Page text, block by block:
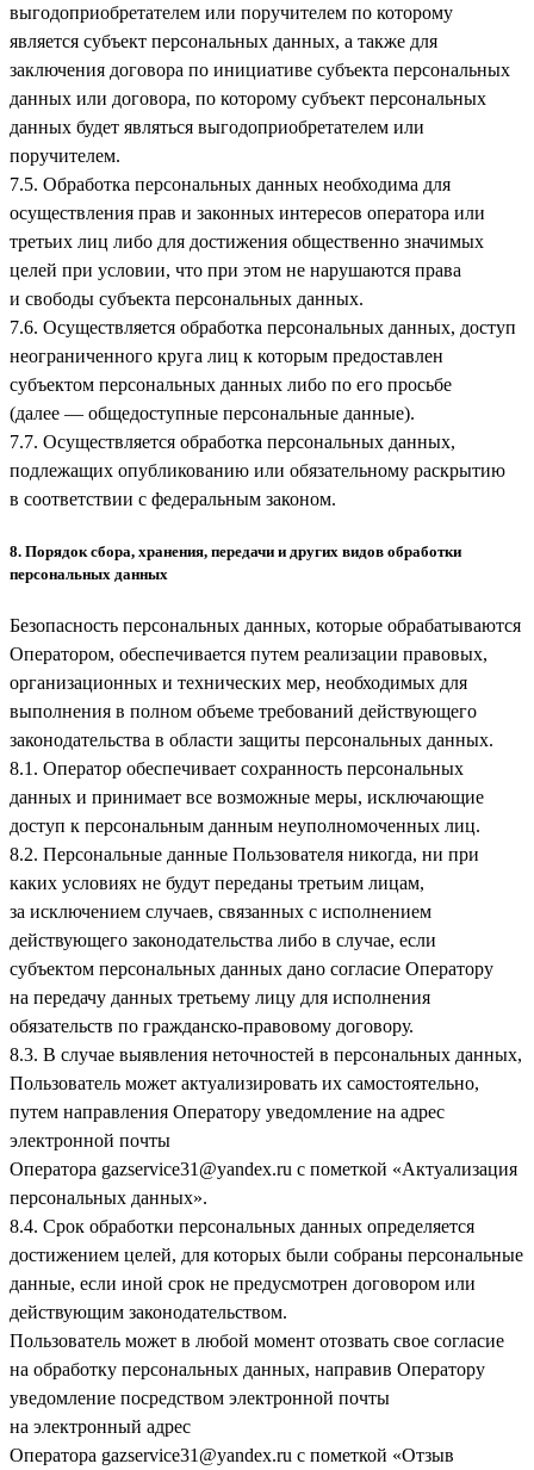
выгодоприобретателем или поручителем по которому
является субъект персональных данных, а также для
заключения договора по инициативе субъекта персональных
данных или договора, по которому субъект персональных
данных будет являться выгодоприобретателем или
поручителем.
7.5. Обработка персональных данных необходима для
осуществления прав и законных интересов оператора или
третьих лиц либо для достижения общественно значимых
целей при условии, что при этом не нарушаются права
и свободы субъекта персональных данных.
7.6. Осуществляется обработка персональных данных, доступ
неограниченного круга лиц к которым предоставлен
субъектом персональных данных либо по его просьбе
(далее — общедоступные персональные данные).
7.7. Осуществляется обработка персональных данных,
подлежащих опубликованию или обязательному раскрытию
в соответствии с федеральным законом.
8. Порядок сбора, хранения, передачи и других видов обработки
персональных данных
Безопасность персональных данных, которые обрабатываются
Оператором, обеспечивается путем реализации правовых,
организационных и технических мер, необходимых для
выполнения в полном объеме требований действующего
законодательства в области защиты персональных данных.
8.1. Оператор обеспечивает сохранность персональных
данных и принимает все возможные меры, исключающие
доступ к персональным данным неуполномоченных лиц.
8.2. Персональные данные Пользователя никогда, ни при
каких условиях не будут переданы третьим лицам,
за исключением случаев, связанных с исполнением
действующего законодательства либо в случае, если
субъектом персональных данных дано согласие Оператору
на передачу данных третьему лицу для исполнения
обязательств по гражданско-правовому договору.
8.3. В случае выявления неточностей в персональных данных,
Пользователь может актуализировать их самостоятельно,
путем направления Оператору уведомление на адрес
электронной почты
Оператора gazservice31@yandex.ru с пометкой «Актуализация
персональных данных».
8.4. Срок обработки персональных данных определяется
достижением целей, для которых были собраны персональные
данные, если иной срок не предусмотрен договором или
действующим законодательством.
Пользователь может в любой момент отозвать свое согласие
на обработку персональных данных, направив Оператору
уведомление посредством электронной почты
на электронный адрес
Оператора gazservice31@yandex.ru с пометкой «Отзыв